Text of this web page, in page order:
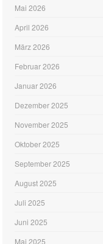
Mai 2026
April 2026
März 2026
Februar 2026
Januar 2026
Dezember 2025
November 2025
Oktober 2025
September 2025
August 2025
Juli 2025
Juni 2025
Mai 2025